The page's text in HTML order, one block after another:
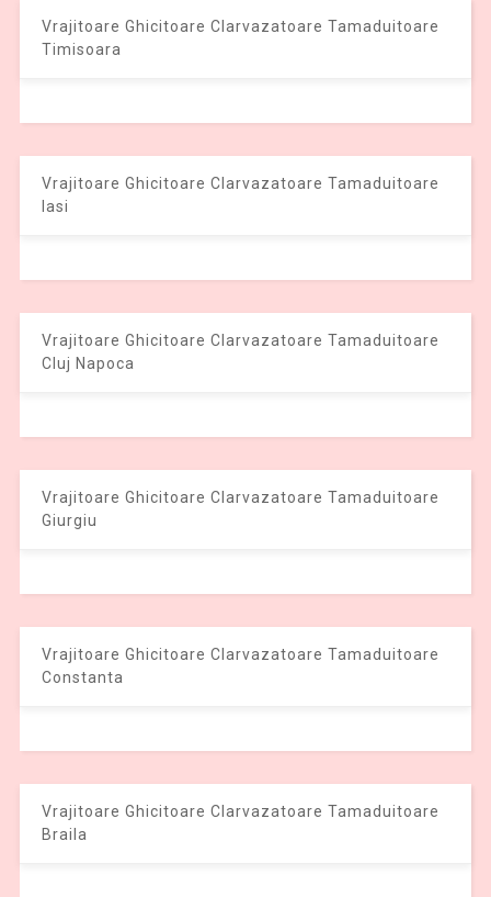
Vrajitoare Ghicitoare Clarvazatoare Tamaduitoare
Timisoara
Vrajitoare Ghicitoare Clarvazatoare Tamaduitoare
Iasi
Vrajitoare Ghicitoare Clarvazatoare Tamaduitoare
Cluj Napoca
Vrajitoare Ghicitoare Clarvazatoare Tamaduitoare
Giurgiu
Vrajitoare Ghicitoare Clarvazatoare Tamaduitoare
Constanta
Vrajitoare Ghicitoare Clarvazatoare Tamaduitoare
Braila